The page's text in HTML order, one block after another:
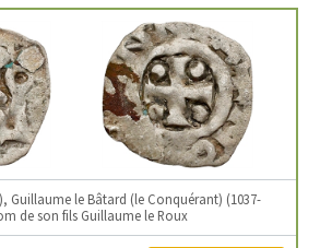
Guillaume le Bâtard (le Conquérant) (1037-
de son fils Guillaume le Roux